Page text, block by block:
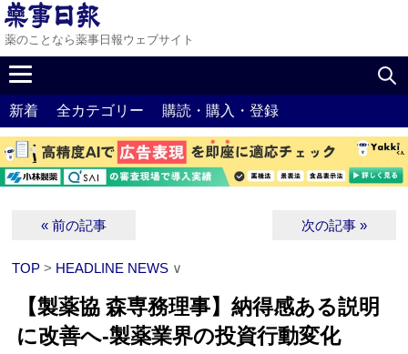
薬のことなら薬事日報ウェブサイト
新着 全カテゴリー 購読・購入・登録
« 前の記事 次の記事 »
TOP > HEADLINE NEWS ∨
【製薬協 森専務理事】納得感ある説明
に改善へ‐製薬業界の投資行動変化